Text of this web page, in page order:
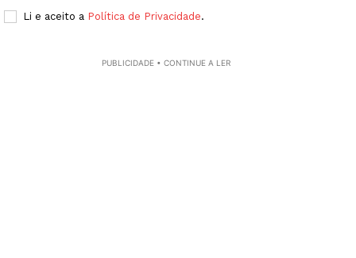
Li e aceito a Política de Privacidade.
PUBLICIDADE • CONTINUE A LER